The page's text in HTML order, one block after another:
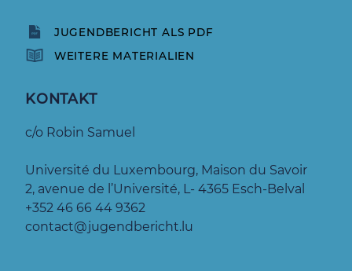
JUGENDBERICHT ALS PDF
WEITERE MATERIALIEN
KONTAKT
c/o Robin Samuel
Université du Luxembourg, Maison du Savoir
2, avenue de l’Université, L- 4365 Esch-Belval
+352 46 66 44 9362
contact@jugendbericht.lu